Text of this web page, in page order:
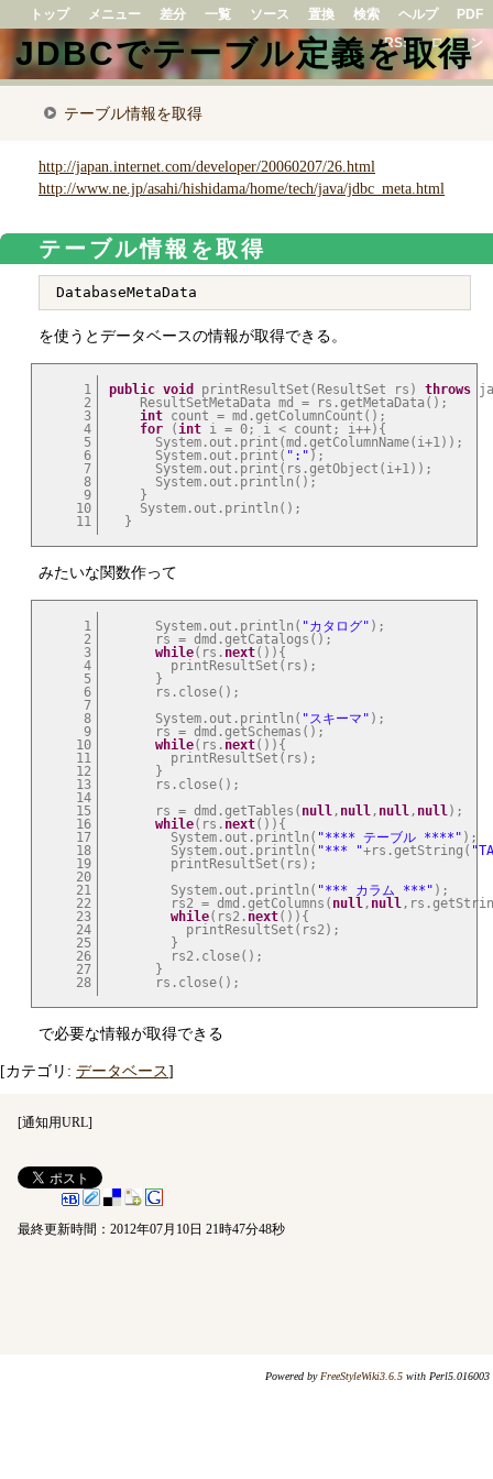
トップ メニュー 差分 一覧 ソース 置換 検索 ヘルプ
PDF
RSS
ログイン
JDBCでテーブル定義を取得
テーブル情報を取得
http://japan.internet.com/developer/20060207/26.html
http://www.ne.jp/asahi/hishidama/home/tech/java/jdbc_meta.html
テーブル情報を取得
を使うとデータベースの情報が取得できる。
1
2
3
4
5
6
7
8
9
10
11
public void printResultSet(ResultSet rs) throws
    ResultSetMetaData md = rs.getMetaData();
int count = md.getColumnCount();
for ( int i = 0; i < count; i++){
      System.out.print(md.getColumnName(i+1));
      System.out.print(
":" );
      System.out.print(rs.getObject(i+1));
      System.out.println();
    }
    System.out.println();
  }
みたいな関数作って
1
2
3
4
5
6
7
8
9
10
11
12
13
14
15
16
17
18
19
20
21
22
23
24
25
26
27
28
      System.out.println(
"カタログ" );
      rs = dmd.getCatalogs();
while(rs. next()){
        printResultSet(rs);
      }
      rs.close();
      System.out.println(
"スキーマ" );
      rs = dmd.getSchemas();
while(rs. next()){
        printResultSet(rs);
      }
      rs.close();
      rs = dmd.getTables(
null , null , null , null );
while(rs. next()){
        System.out.println(
"**** テーブル ****" );
        System.out.println(
"*** "+rs.getString(
        printResultSet(rs);
        System.out.println(
"*** カラム ***" );
        rs2 = dmd.getColumns(
null , null
while(rs2. next()){
          printResultSet(rs2);
        }
        rs2.close();
      }
      rs.close();
で必要な情報が取得できる
[カテゴリ: データベース]
[通知用URL]
最終更新時間：2012年07月10日 21時47分48秒
Powered by FreeStyleWiki3.6.5 with Perl5.016003